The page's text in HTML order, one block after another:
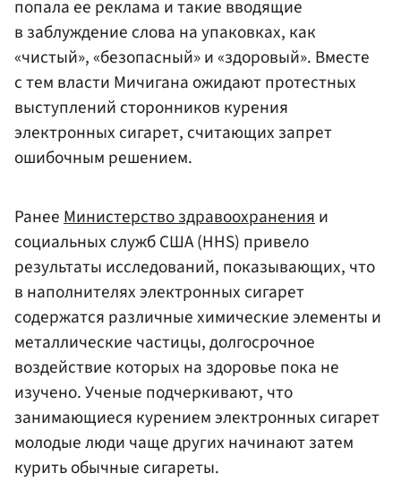
попала ее реклама и такие вводящие
в заблуждение слова на упаковках, как
«чистый», «безопасный» и «здоровый». Вместе
с тем власти Мичигана ожидают протестных
выступлений сторонников курения
электронных сигарет, считающих запрет
ошибочным решением.
РанееМинистерство здравоохраненияи
социальных служб США (HHS) привело
результаты исследований, показывающих, что
в наполнителях электронных сигарет
содержатся различные химические элементы и
металлические частицы, долгосрочное
воздействие которых на здоровье пока не
изучено. Ученые подчеркивают, что
занимающиеся курением электронных сигарет
молодые люди чаще других начинают затем
курить обычные сигареты.